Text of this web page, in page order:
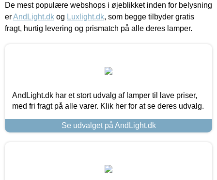
De mest populære webshops i øjeblikket inden for belysning
erAndLight.dk og Luxlight.dk, som begge tilbyder gratis
fragt, hurtig levering og prismatch på alle deres lamper.
AndLight.dk har et stort udvalg af lamper til lave priser,
med fri fragt på alle varer. Klik her for at se deres udvalg.
Se udvalget på AndLight.dk